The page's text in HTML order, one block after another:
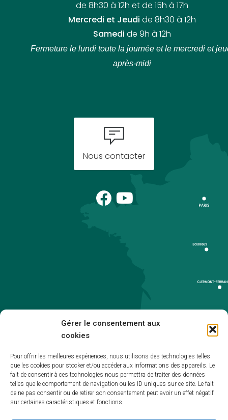
Gérer le consentement aux
cookies
Pour offrir les meilleures expériences, nous utilisons des technologies telles
que les cookies pour stocker et/ou accéder aux informations des appareils. Le
fait de consentir à ces technologies nous permettra de traiter des données
telles que le comportement de navigation ou les ID uniques sur ce site. Le fait
de ne pas consentir ou de retirer son consentement peut avoir un effet négatif
sur certaines caractéristiques et fonctions.
de 8h30 à 12h et de 15h à 17h
Mercredi et Jeudi de 8h30 à 12h
Samedi de 9h à 12h
Fermeture le lundi toute la journée et le mercredi et
après-midi
Nous contacter
Accessibilité